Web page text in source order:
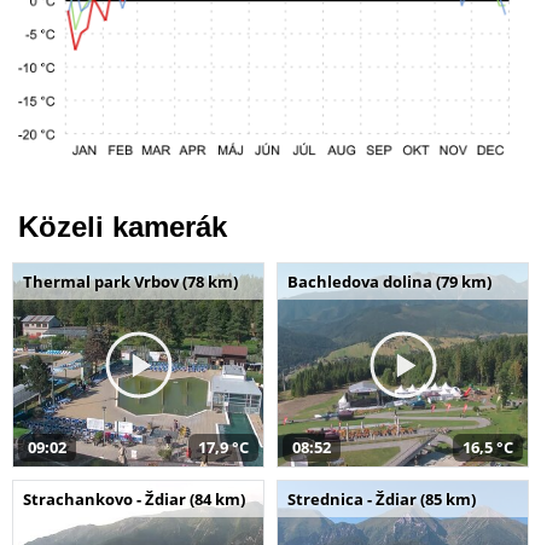
Közeli kamerák
Thermal park Vrbov (78 km)
09:02 17,9 °C
Bachledova dolina (79 km)
08:52 16,5 °C
Strachankovo - Ždiar (84 km) Strednica - Ždiar (85 km)